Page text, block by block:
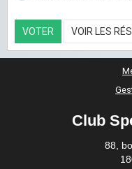
VOTER VOIR LES
Club
88,